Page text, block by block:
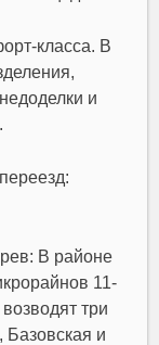
класса. В
и
В районе
11-
три
Базовская и